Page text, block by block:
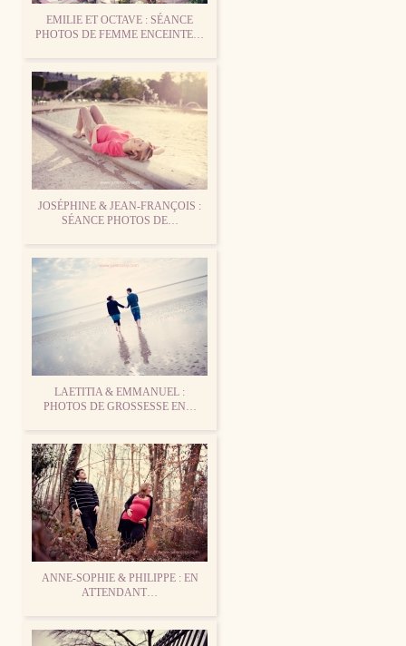
EMILIE ET OCTAVE : SÉANCE
PHOTOS DE FEMME ENCEINTE…
JOSÉPHINE & JEAN-FRANÇOIS :
SÉANCE PHOTOS DE…
LAETITIA & EMMANUEL :
PHOTOS DE GROSSESSE EN…
ANNE-SOPHIE & PHILIPPE : EN
ATTENDANT…